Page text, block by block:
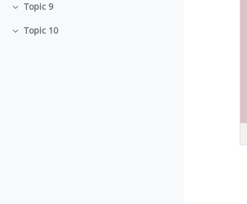
Colapsar
Topic 9
Colapsar
Topic 10